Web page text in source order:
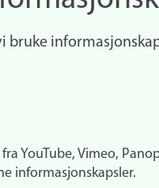
bruke
YouTube, Vimeo,
informasjonskapsler.